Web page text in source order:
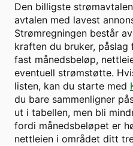
Den billigste
avtalen med lavest
Strømregningen består
kraften du bruker,
fast månedsbeløp,
eventuell strømstøtte.
listen, kan du starte med
du bare sammenligner
ut i tabellen, men bli
fordi månedsbeløpet er
nettleien i området ditt